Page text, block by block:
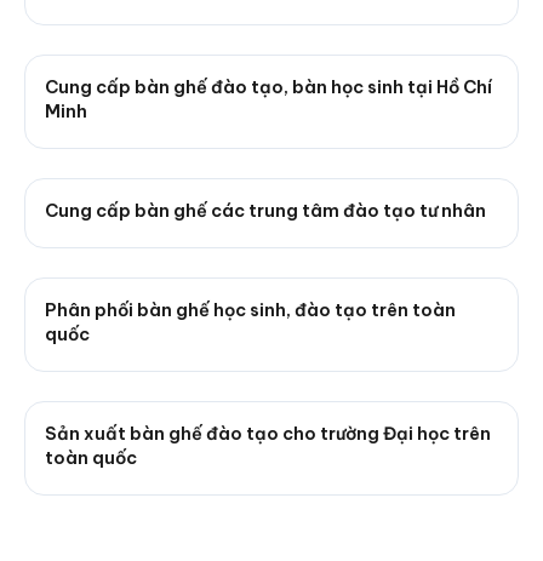
Cung cấp bàn ghế đào tạo, bàn học sinh tại Hồ Chí
Minh
Cung cấp bàn ghế các trung tâm đào tạo tư nhân
Phân phối bàn ghế học sinh, đào tạo trên toàn
quốc
Sản xuất bàn ghế đào tạo cho trường Đại học trên
toàn quốc